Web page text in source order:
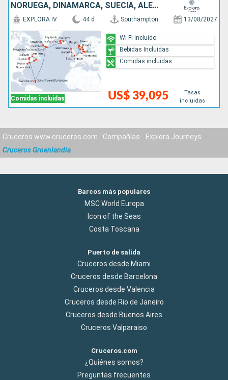
NORUEGA, DINAMARCA, SUECIA, ALEMANIA, IRLANDA, REINO UNIDO, ISLANDIA, GROENLANDIA, ANTIGUA Y BARBUDA, CANADÁ, ESTADOS UNIDOS
Comidas incluidas
EXPLORA IV 44 d Southampton 13/08/2027
US$ 39,095
Tasas
incluidas
Wi-Fi incluido
Bebidas Incluidas
Comidas incluidas
Cruceros www.cruceros.com Compañías
Explora Journeys
Cruceros Groenlandia
Barcos más populares
MSC World Europa
Icon of the Seas
Costa Toscana
Puerto de salida
Cruceros desde Miami
Cruceros desde Barcelona
Cruceros desde Valencia
Cruceros desde Rio de Janeiro
Cruceros desde Buenos Aires
Cruceros Valparaiso
Cruceros.com
¿Quiénes somos?
Preguntas frecuentes